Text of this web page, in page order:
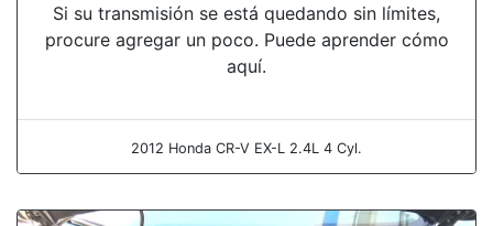
Si su transmisión se está quedando sin límites,
procure agregar un poco. Puede aprender cómo
aquí.
2012 Honda CR-V EX-L 2.4L 4 Cyl.